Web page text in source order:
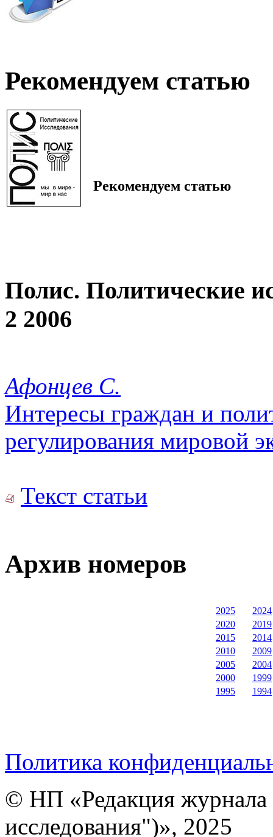
Рекомендуем статью
Рекомендуем статью
Полис. Политические
2 2006
Афонцев С.
Интересы граждан и
регулирования мировой
Текст статьи
Архив номеров
2025
2024
2020
2019
2015
2014
2010
2009
2005
2004
2000
1999
1995
1994
Политика
© НП «Редакция
исследования")», 2025